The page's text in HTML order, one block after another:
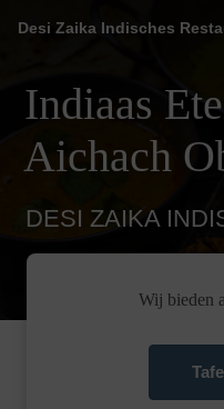
Desi Zaika Indisches
Indiaas
Aichach
DESI ZAIKA
Wij bieden